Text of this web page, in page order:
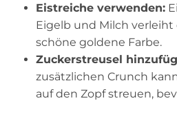
Eistreiche verwenden:
Eigelb und Milch verleiht
schöne goldene Farbe.
Zuckerstreusel
zusätzlichen Crunch
auf den Zopf streuen,